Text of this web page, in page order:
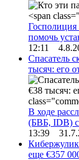
Госполиция
помочь
12:11
Спасатель
тысяч: его
В ходе
(БВБ, IDB)
13:39
еще €357